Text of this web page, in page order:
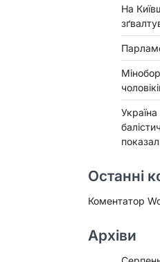
На
Останні
Коментатор
Архіви